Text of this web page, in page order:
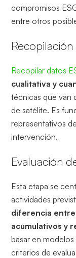
compromisos
entre otros
Recopilar datos
cualitativa y
técnicas que van
de satélite. Es
representativos
intervención.
Evaluación
Esta etapa se
actividades
diferencia
acumulativos y
basar en
criterios de